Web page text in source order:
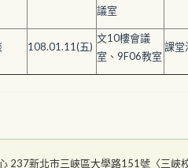
議室
108.01.11(五)
文10樓會議
室、9F06教室
課堂
237新北市三峽區大學路151號〈三